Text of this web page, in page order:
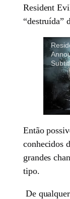
Resident
“destruída”
Então
conhecidos
grandes
tipo.
De